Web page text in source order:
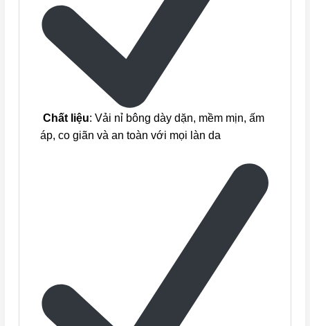
Chất liệu: Vải nỉ bông dày dặn, mềm mịn, ấm
áp, co giãn và an toàn với mọi làn da